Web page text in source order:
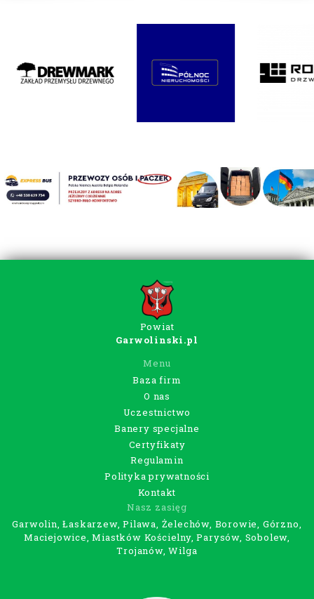
Powiat
Garwolinski.pl
Menu
Baza firm
O nas
Uczestnictwo
Banery specjalne
Certyfikaty
Regulamin
Polityka prywatności
Kontakt
Nasz zasięg
Garwolin, Łaskarzew, Pilawa, Żelechów, Borowie, Górzno,
Maciejowice, Miastków Kościelny, Parysów, Sobolew,
Trojanów, Wilga